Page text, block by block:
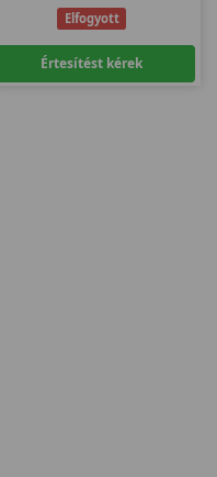
Elfogyott
Értesítést kérek